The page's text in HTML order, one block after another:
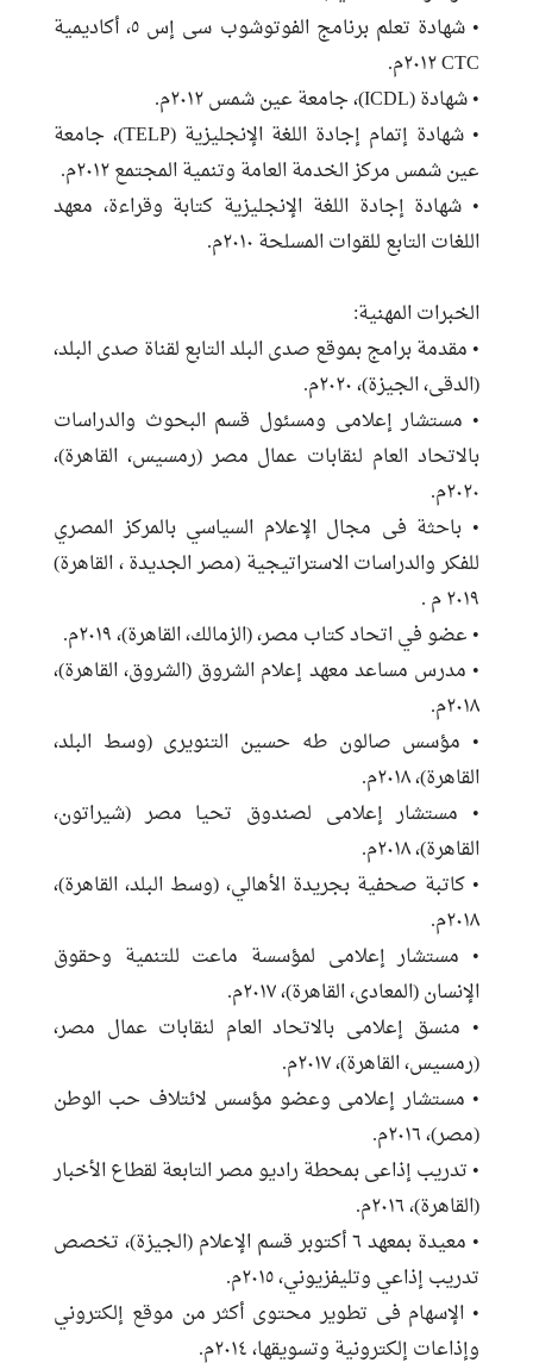
• شهادة تعلم برنامج الفوتوشوب سى إس ٥، أكاديمية
CTC ٢٠١٢م.
• شهادة (ICDL)، جامعة عين شمس ٢٠١٢م.
• شهادة إتمام إجادة اللغة الإنجليزية (TELP)، جامعة
عين شمس مركز الخدمة العامة وتنمية المجتمع ٢٠١٢م.
• شهادة إجادة اللغة الإنجليزية كتابة وقراءة، معهد
اللغات التابع للقوات المسلحة ٢٠١٠م.
الخبرات المهنية:
• مقدمة برامج بموقع صدى البلد التابع لقناة صدى البلد،
(الدقى، الجيزة)، ٢٠٢٠م.
• مستشار إعلامى ومسئول قسم البحوث والدراسات
بالاتحاد العام لنقابات عمال مصر (رمسيس، القاهرة)،
٢٠٢٠م.
• باحثة فى مجال الإعلام السياسي بالمركز المصري
للفكر والدراسات الاستراتيجية (مصر الجديدة ، القاهرة)
٢٠١٩ م .
• عضو في اتحاد كتاب مصر، (الزمالك، القاهرة)، ٢٠١٩م.
• مدرس مساعد معهد إعلام الشروق (الشروق، القاهرة)،
٢٠١٨م.
• مؤسس صالون طه حسين التنويرى (وسط البلد،
القاهرة)، ٢٠١٨م.
• مستشار إعلامى لصندوق تحيا مصر (شيراتون،
القاهرة)، ٢٠١٨م.
• كاتبة صحفية بجريدة الأهالي، (وسط البلد، القاهرة)،
٢٠١٨م.
• مستشار إعلامى لمؤسسة ماعت للتنمية وحقوق
الإنسان (المعادى، القاهرة)، ٢٠١٧م.
• منسق إعلامى بالاتحاد العام لنقابات عمال مصر،
(رمسيس، القاهرة)، ٢٠١٧م.
• مستشار إعلامى وعضو مؤسس لائتلاف حب الوطن
(مصر)، ٢٠١٦م.
• تدريب إذاعى بمحطة راديو مصر التابعة لقطاع الأخبار
(القاهرة)، ٢٠١٦م.
• معيدة بمعهد ٦ أكتوبر قسم الإعلام (الجيزة)، تخصص
تدريب إذاعي وتليفزيوني، ٢٠١٥م.
• الإسهام فى تطوير محتوى أكثر من موقع إلكتروني
وإذاعات إلكترونية وتسويقها، ٢٠١٤م.